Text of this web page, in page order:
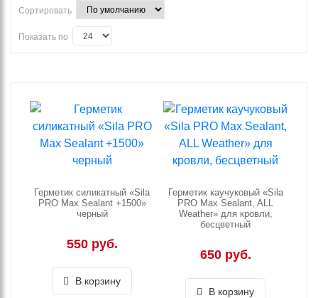
Сортировать
Показать по
Герметик силикатный «Sila
PRO Max Sealant +1500»
черный
550 руб.
В корзину
Герметик каучуковый «Sila
PRO Max Sealant, ALL
Weather» для кровли,
бесцветный
650 руб.
В корзину